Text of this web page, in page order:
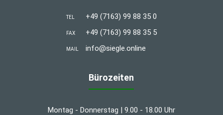
TEL +49 (7163) 99 88 35 0
FAX +49 (7163) 99 88 35 5
MAIL info@siegle.online
Bürozeiten
Montag - Donnerstag | 9.00 - 18.00 Uhr